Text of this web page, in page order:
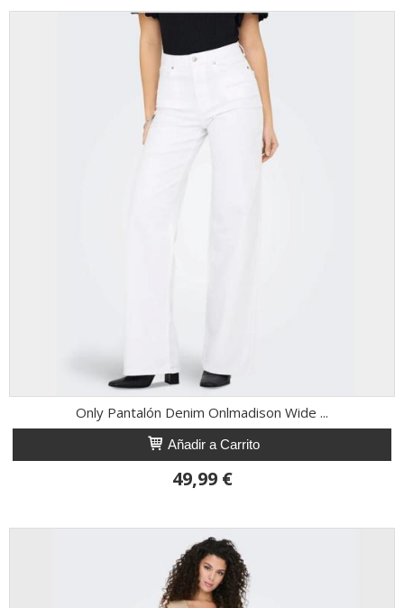
Only Pantalón Denim Onlmadison Wide ...
Añadir a Carrito
49,99 €